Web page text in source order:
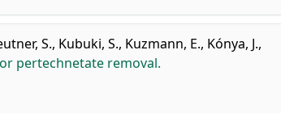
S., Kubuki, S., Kuzmann, E., Kónya, J.,
pertechnetate removal.